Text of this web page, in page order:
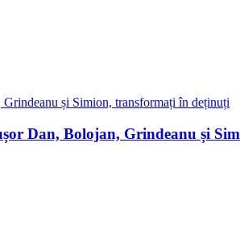
Dan, Bolojan, Grindeanu și